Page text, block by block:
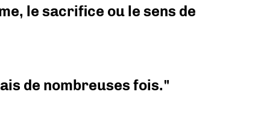
le sacrifice ou le sens de
de nombreuses fois."